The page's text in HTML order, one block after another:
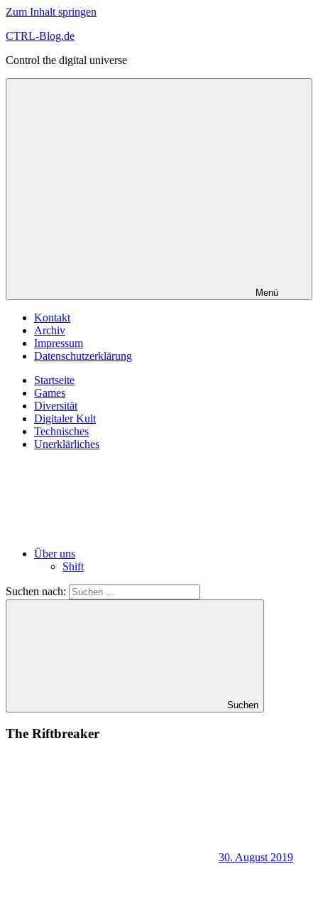
Zum Inhalt springen
CTRL-Blog.de
Control the digital universe
Menü
Kontakt
Archiv
Impressum
Datenschutzerklärung
Startseite
Games
Diversität
Digitaler Kult
Technisches
Unerklärliches
Über uns
Shift
Suchen nach:
Suchen
The Riftbreaker
30. August 2019